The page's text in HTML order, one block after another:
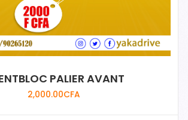
PALIER AVANT
2,000.00CFA